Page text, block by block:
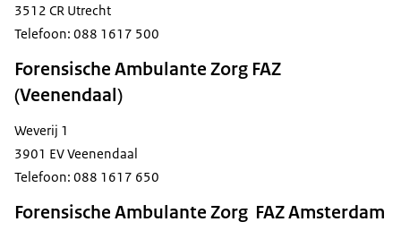
3512 CR Utrecht
Telefoon: 088 1617 500
Forensische Ambulante Zorg FAZ
(Veenendaal)
Weverij 1
3901 EV Veenendaal
Telefoon: 088 1617 650
Forensische Ambulante Zorg FAZ Amsterdam